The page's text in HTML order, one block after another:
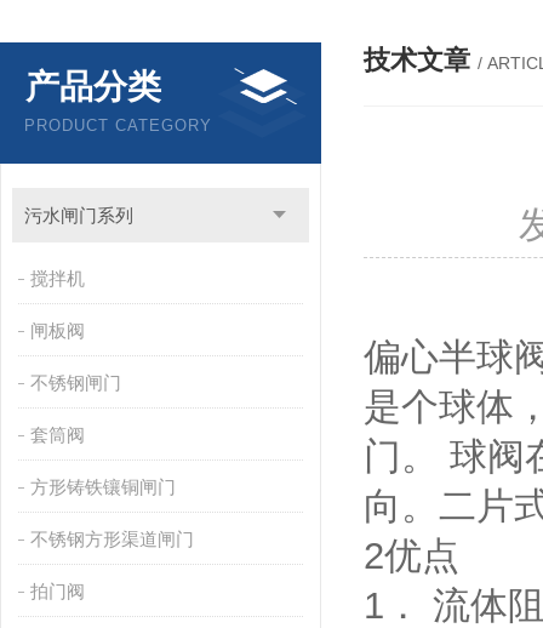
产品分类
PRODUCT CATEGORY
污水闸门系列
搅拌机
闸板阀
不锈钢闸门
套筒阀
方形铸铁镶铜闸门
不锈钢方形渠道闸门
拍门阀
技术文章 /
偏心半球
是个球体
门。 球阀
向。二片
2优点
1． 流体